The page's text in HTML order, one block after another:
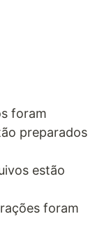
foram
preparados
estão
foram